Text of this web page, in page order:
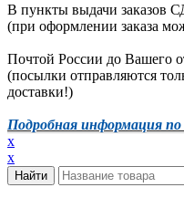
В пункты выдачи заказов
(при оформлении заказа
Почтой России до Вашего
(посылки отправляются
доставки!)
Подробная информация по
x
x